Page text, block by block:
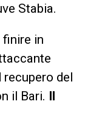
Stabia.
in
recupero del
il Bari. Il